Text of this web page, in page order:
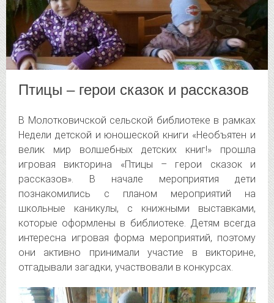
Птицы – герои сказок и рассказов
В Молотковичской сельской библиотеке в рамках
Недели детской и юношеской книги «Необъятен и
велик мир волшебных детских книг!» прошла
игровая викторина «Птицы – герои сказок и
рассказов».
В начале мероприятия дети
познакомились с планом мероприятий на
школьные каникулы, с книжными выставками,
которые оформлены в библиотеке. Детям всегда
интересна игровая форма мероприятий, поэтому
они активно принимали участие в викторине,
отгадывали загадки, участвовали в конкурсах.